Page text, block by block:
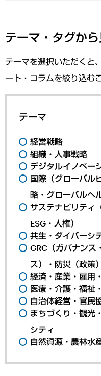
テーマ・タグか
テーマを選択いただくと
ート・コラムを絞り込む
テーマ
経営戦略
組織・人事戦略
デジタルイノベー
国際（グローバル
略・グローバルヘ
サステナビリティ
ESG・人権）
共生・ダイバーシ
GRC（ガバナンス
ス）・防災（政策）
経済・産業・雇用
医療・介護・福祉
自治体経営・官民
まちづくり・観光
シティ
自然資源・農林水